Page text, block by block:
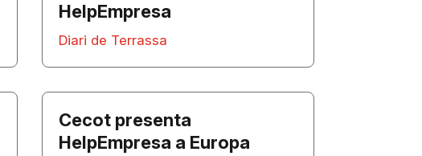
HelpEmpresa
Diari de Terrassa
Cecot presenta
HelpEmpresa a Europa